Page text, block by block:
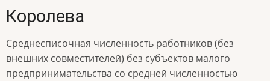
Королева
Среднесписочная численность работников (без
внешних совместителей) без субъектов малого
предпринимательства со средней численностью